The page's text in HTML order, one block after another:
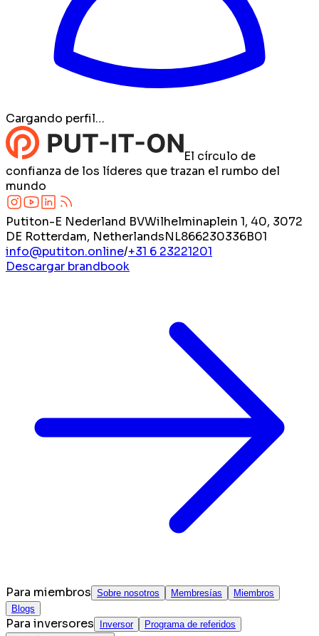
Cargando perfil…
El círculo de
confianza de los líderes que trazan el rumbo del
mundo
Putiton-E Nederland BVWilhelminaplein 1, 40, 3072
DE Rotterdam, NetherlandsNL866230336B01
info@putiton.online/+31 6 23221201
Descargar brandbook
Para miembros Sobre nosotros Membresías
Miembros
Blogs
Para inversores Inversor
Programa de referidos